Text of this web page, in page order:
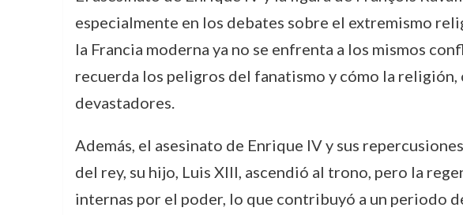
especialmente en los debates sobre el extremismo
la Francia moderna ya no se enfrenta a los mismos
recuerda los peligros del fanatismo y cómo la
devastadores.
Además, el asesinato de Enrique IV y sus
del rey, su hijo, Luis XIII, ascendió al trono, pero la
internas por el poder, lo que contribuyó a un periodo